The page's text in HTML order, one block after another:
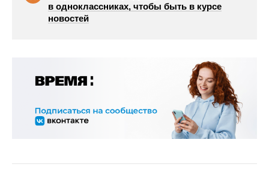
в одноклассниках, чтобы быть в курсе
новостей